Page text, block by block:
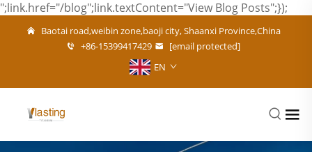
";link.href="/blog";link.textContent="View Blog Posts";});
Baotai road,weibin zone,baoji city, Shaanxi Province,China
+86-15399417429
[email protected]
EN